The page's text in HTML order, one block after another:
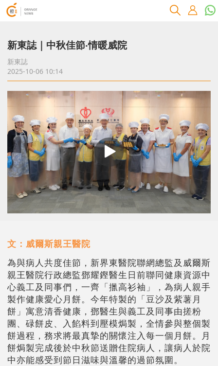
新東誌｜中秋佳節‧情暖威院
新東誌
2025-10-06 10:14
文：威爾斯親王醫院
為與病人共度佳節，新界東醫院聯網總監及威爾斯
親王醫院行政總監鄧耀鏗醫生日前聯同健康資源中
心義工及同事們，一齊「擸高衫袖」，為病人親手
製作健康愛心月餅。今年特製的「豆沙及紫薯月
餅」寓意清香健康，鄧醫生與義工及同事由搓粉
團、碌餅皮、入餡料到壓模焗製，全情參與整個製
餅過程，務求將最真摯的關懷注入每一個月餅。月
餅焗製完成後於中秋節送贈住院病人，讓病人於院
中亦能感受到節日滋味與溫馨的過節氛圍。